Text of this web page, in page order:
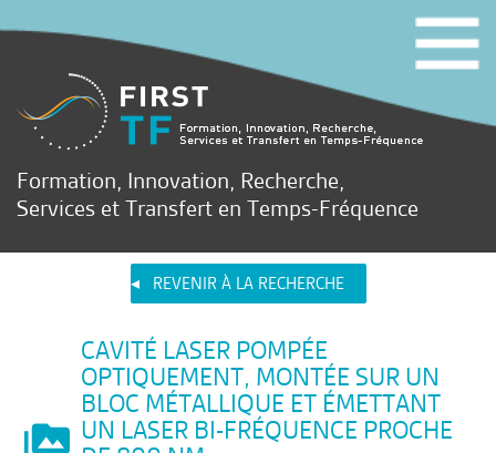
Formation, Innovation, Recherche,
Services et Transfert en Temps-Fréquence
REVENIR À LA RECHERCHE
CAVITÉ LASER POMPÉE
OPTIQUEMENT, MONTÉE SUR UN
BLOC MÉTALLIQUE ET ÉMETTANT
UN LASER BI-FRÉQUENCE PROCHE